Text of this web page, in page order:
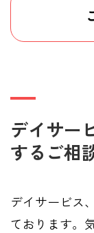
デイサー
するご相
デイサービス
ております。